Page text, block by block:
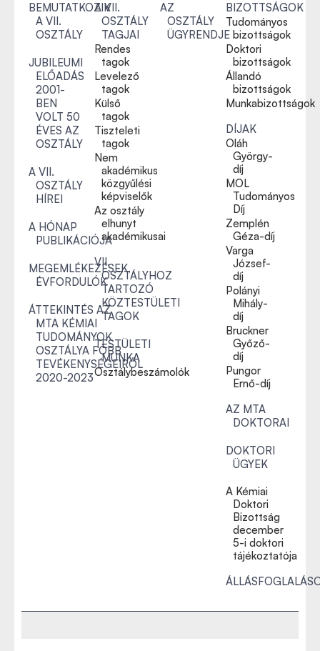
BEMUTATKOZIK
A VII.
OSZTÁLY
JUBILEUMI
ELŐADÁS
2001-
BEN
VOLT 50
ÉVES AZ
OSZTÁLY
A VII.
OSZTÁLY
HÍREI
A HÓNAP
PUBLIKÁCIÓJA
MEGEMLÉKEZÉSEK,
ÉVFORDULÓK
ÁTTEKINTÉS AZ
MTA KÉMIAI
TUDOMÁNYOK
OSZTÁLYA FŐBB
TEVÉKENYSÉGEIRŐL
2020-2023
A VII.
OSZTÁLY
TAGJAI
Rendes
tagok
Levelező
tagok
Külső
tagok
Tiszteleti
tagok
Nem
akadémikus
közgyűlési
képviselők
Az osztály
elhunyt
akadémikusai
VII.
OSZTÁLYHOZ
TARTOZÓ
KÖZTESTÜLETI
TAGOK
TESTÜLETI
MUNKA
Osztálybeszámolók
AZ
OSZTÁLY
ÜGYRENDJE
BIZOTTSÁGOK
Tudományos
bizottságok
Doktori
bizottságok
Állandó
bizottságok
Munkabizottságok
DÍJAK
Oláh
György-
díj
MOL
Tudományos
Díj
Zemplén
Géza-díj
Varga
József-
díj
Polányi
Mihály-
díj
Bruckner
Győző-
díj
Pungor
Ernő-díj
AZ MTA
DOKTORAI
DOKTORI
ÜGYEK
A Kémiai
Doktori
Bizottság
december
5-i doktori
tájékoztatója